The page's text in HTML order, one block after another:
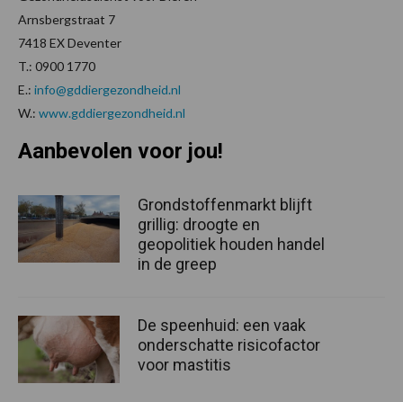
Arnsbergstraat 7
7418 EX Deventer
T.: 0900 1770
E.: info@gddiergezondheid.nl
W.: www.gddiergezondheid.nl
Aanbevolen voor jou!
Grondstoffenmarkt blijft
grillig: droogte en
geopolitiek houden handel
in de greep
De speenhuid: een vaak
onderschatte risicofactor
voor mastitis